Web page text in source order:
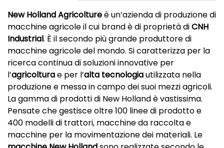
New Holland Agricoltureè un’azienda di produzione di
macchine agricole il cui brand è di proprietà diCNH
Industrial. È il secondo più grande produttore di
macchine agricole del mondo. Si caratterizza per la
ricerca continua di soluzioni innovative per
l’agricolturae per l’alta tecnologiautilizzata nella
produzione e messa in campo dei suoi mezzi agricoli.
La gamma di prodotti di New Holland è vastissima.
Pensate che gestisce oltre 100 linee di prodotto e
400 modelli di trattori, macchine da raccolta e
macchine per la movimentazione dei materiali. Le